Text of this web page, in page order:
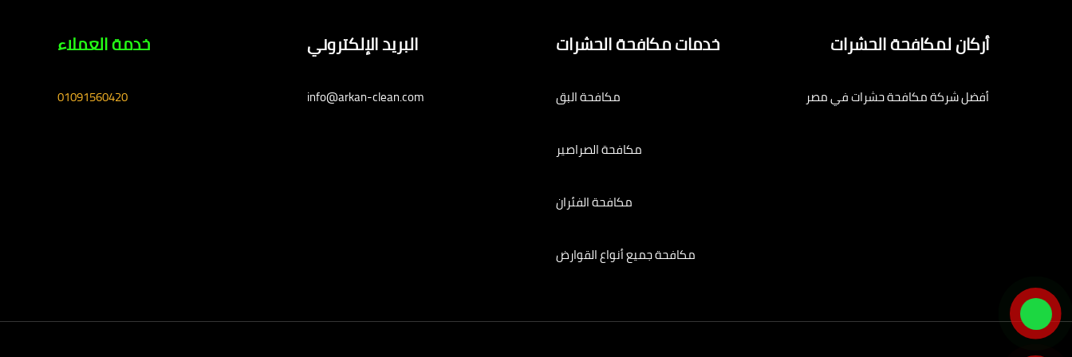
أركان لمكافحة الحشرات
أفضل شركة مكافحة حشرات في مصر
خدمات مكافحة الحشرات
مكافحة البق
مكافحة الصراصير
مكافحة الفئران
مكافحة جميع أنواع القوارض
البريد الإلكتروني
info@arkan-clean.com
خدمة العملاء
01091560420